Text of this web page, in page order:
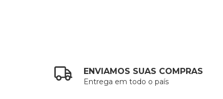
ENVIAMOS SUAS COMPRAS
Entrega em todo o país